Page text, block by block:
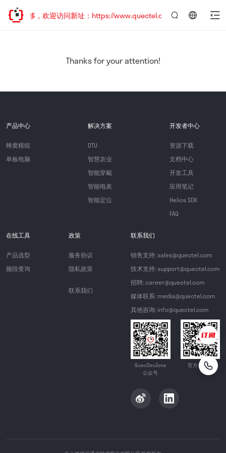
址已迁移，欢迎访问新址：https://www.quectel.com.cn
Thanks for your attention!
产品中心
蜂窝模组
单板电脑
解决方案
DTU
智慧农业
智能穿戴
智能电表
智能定位
开发者中心
资源下载
文档中心
开发工具
应用笔记
Helios SDK
FAQ
在线工具
产品选型
频段查询
政策
服务协议
隐私政策
联系我们
联系我们
销售支持: sales@quectel.com
技术支持: support@quectel.com
招聘: career@quectel.com
媒体联系: media@quectel.com
其他咨询: info@quectel.com
QuecDevZone
公众号
官方公众号